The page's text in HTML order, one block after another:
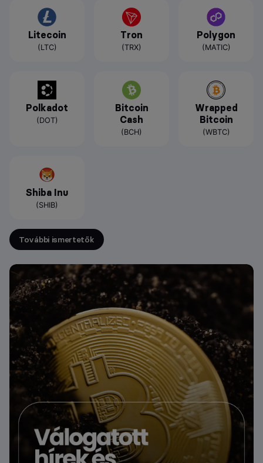
Litecoin
(LTC)
Tron
(TRX)
Polygon
(MATIC)
Polkadot
(DOT)
Bitcoin
Cash
(BCH)
Wrapped
Bitcoin
(WBTC)
Shiba Inu
(SHIB)
További ismertetők